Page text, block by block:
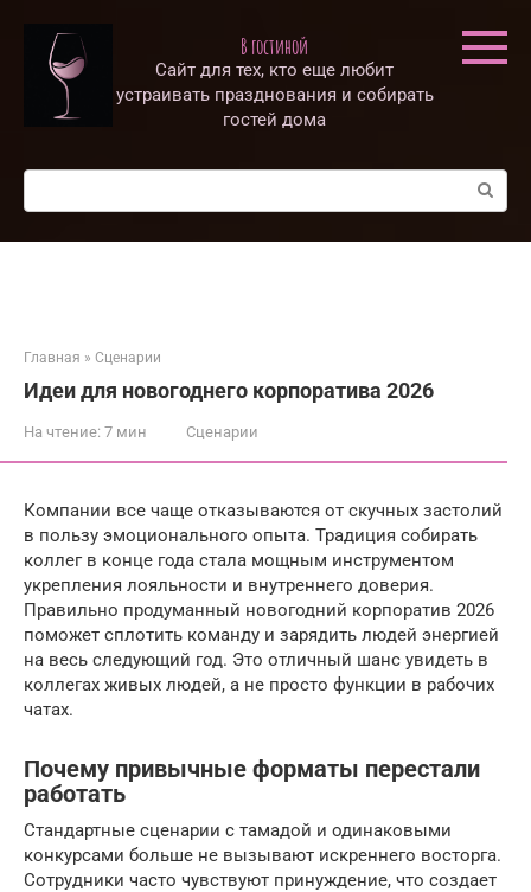
контенту
В гостиной
Сайт для тех, кто еще любит
устраивать празднования и собирать
гостей дома
Поиск:
Главная » Сценарии
Идеи для новогоднего корпоратива 2026
На чтение: 7 мин Сценарии
Компании все чаще отказываются от скучных застолий
в пользу эмоционального опыта. Традиция собирать
коллег в конце года стала мощным инструментом
укрепления лояльности и внутреннего доверия.
Правильно продуманный новогодний корпоратив 2026
поможет сплотить команду и зарядить людей энергией
на весь следующий год. Это отличный шанс увидеть в
коллегах живых людей, а не просто функции в рабочих
чатах.
Почему привычные форматы перестали
работать
Стандартные сценарии с тамадой и одинаковыми
конкурсами больше не вызывают искреннего восторга.
Сотрудники часто чувствуют принуждение, что создает